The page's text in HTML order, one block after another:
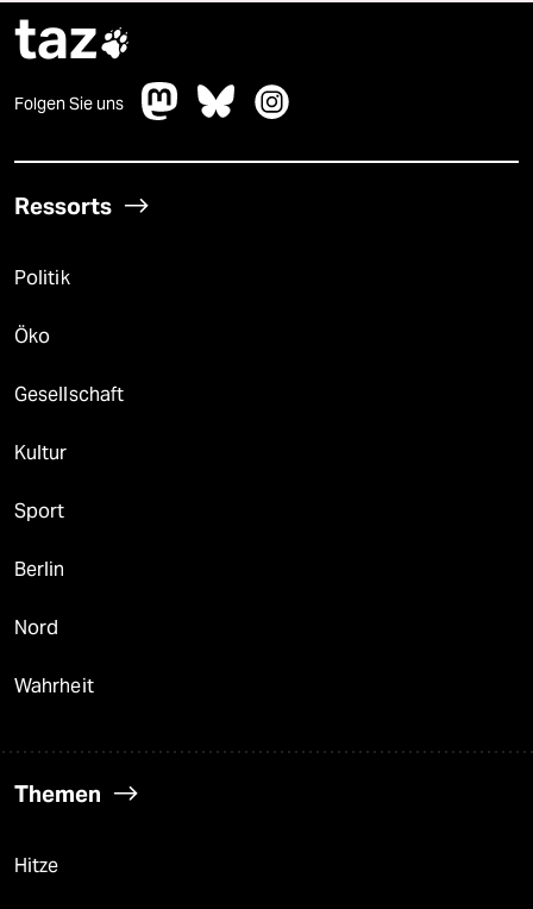
taz
Folgen Sie uns
Ressorts
Politik
Öko
Gesellschaft
Kultur
Sport
Berlin
Nord
Wahrheit
Themen
Hitze